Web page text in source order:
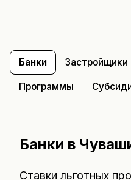
Банки Застройщики
Программы
Банки в
Ставки льготных